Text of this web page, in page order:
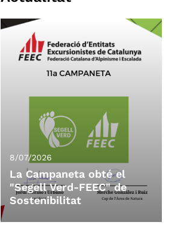
8/07/2026
La Campaneta obté el
"Segell Verd-FEEC" de
Sostenibilitat